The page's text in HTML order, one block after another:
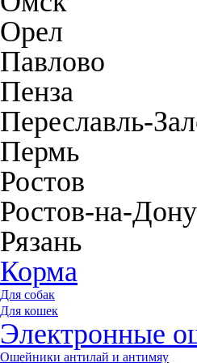
Орел
Павлово
Пенза
Переславль-
Пермь
Ростов
Ростов-на-Дону
Рязань
Корма
Для собак
Для кошек
Электронные
Ошейники антилай и антимяу